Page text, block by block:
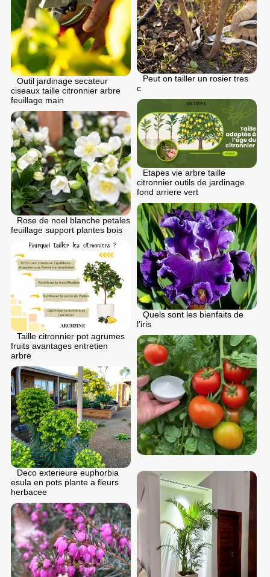
Outil jardinage secateur
ciseaux taille citronnier arbre
feuillage main
Peut on tailler un rosier tres
c
Etapes vie arbre taille
citronnier outils de jardinage
fond arriere vert
Rose de noel blanche petales
feuillage support plantes bois
Quels sont les bienfaits de
l’iris
Taille citronnier pot agrumes
fruits avantages entretien
arbre
Deco exterieure euphorbia
esula en pots plante a fleurs
herbacee